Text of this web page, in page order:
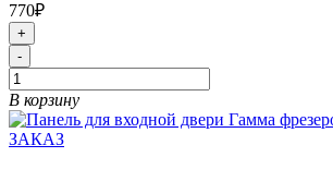
770₽
+
-
В корзину